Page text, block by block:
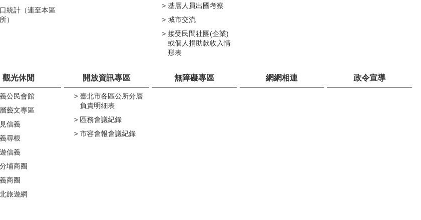
統計（連至本區
）
基層人員出國考察
城市交流
接受民間社團(企業)
或個人捐助款收入情
形表
觀光休閒
公民會館
藝文專區
信義
尋根
信義
埔商圈
商圈
旅遊網
開放資訊專區
臺北市各區公所分層
負責明細表
區務會議紀錄
市容會報會議紀錄
無障礙專區 網網相連 政令宣導